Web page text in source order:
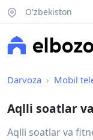
O'zbekiston
Darvoza Mobil
Aqlli soatlar
Aqlli soatlar va